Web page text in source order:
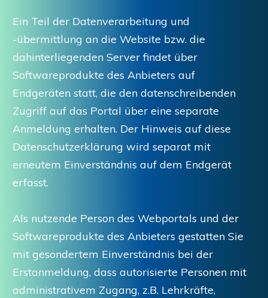
Ein Teil der Datenverarbeitung und
-übermittlung an die Website bzw. die
dahinterliegenden Server findet über
Softwareprodukte des Anbieters auf
Endgeräten statt, die den datenschreibenden
Zugriff auf das Portal über eine separate
Anmeldung erhalten. Der Hinweis auf diese
Datenschutzerklärung wird separat mit
erneutem Einverständnis auf dem Endgerät
erfasst.
Als nutzende Person des Webportals und der
Softwareprodukte des Anbieters gestatten Sie
mit gesondertem Einverständnis bei der
Erstanmeldung, dass autorisierte Personen mit
administrativem Zugang, z.B. Lehrkräfte,